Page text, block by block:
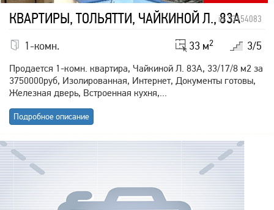
КВАРТИРЫ, ТОЛЬЯТТИ, ЧАЙКИНОЙ Л., 83Аid: 33154083
1-комн. 3/5
33 м2
Продается 1-комн. квартира, Чайкиной Л. 83А, 33/17/8 м2 за
3750000руб, Изолированная, Интернет, Документы готовы,
Железная дверь, Встроенная кухня,...
Подробное описание